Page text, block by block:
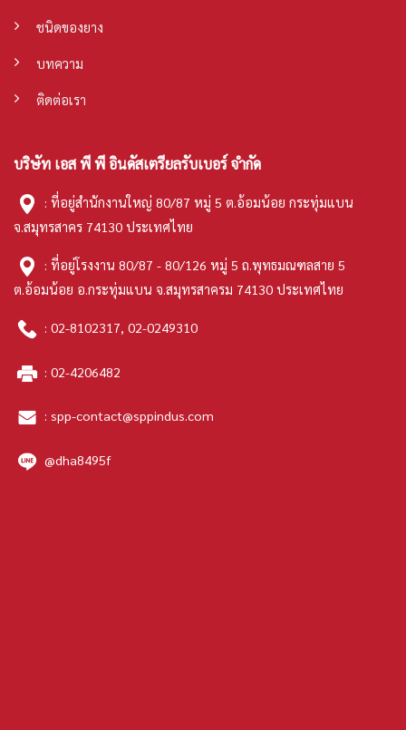
ชนิดของยาง
บทความ
ติดต่อเรา
บริษัท เอส พี พี อินดัสเตรียลรับเบอร์ จำกัด
: ที่อยู่สำนักงานใหญ่ 80/87 หมู่ 5 ต.อ้อมน้อย กระทุ่มแบน
จ.สมุทรสาคร 74130 ประเทศไทย
: ที่อยู่โรงงาน 80/87 - 80/126 หมู่ 5 ถ.พุทธมณฑลสาย 5
ต.อ้อมน้อย อ.กระทุ่มแบน จ.สมุทรสาครม 74130 ประเทศไทย
: 02-8102317 02-0249310
: 02-4206482
: spp-contact@sppindus.com
@dha8495f